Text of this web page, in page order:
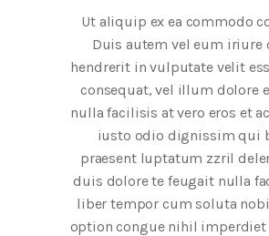
Ut aliquip ex ea commodo
Duis autem vel eum iriure
hendrerit in vulputate velit
consequat, vel illum dolore
nulla facilisis at vero eros et
iusto odio dignissim qui
praesent luptatum zzril
duis dolore te feugait nulla
liber tempor cum soluta
option congue nihil